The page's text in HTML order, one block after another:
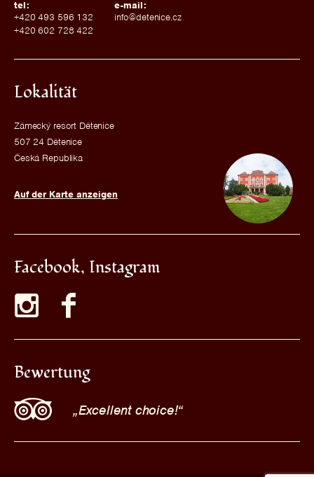
tel:
+420 493 596 132
+420 602 728 422
e-mail:
info@detenice.cz
Lokalität
Zámecký resort Dětenice
507 24 Dětenice
Česká Republika
Auf der Karte anzeigen
Facebook, Instagram
Bewertung
Excellent choice!